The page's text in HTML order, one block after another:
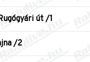
út /1
/2